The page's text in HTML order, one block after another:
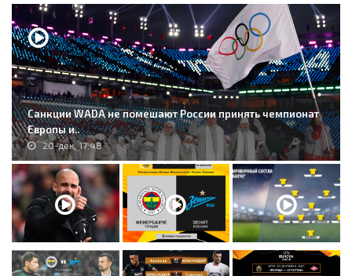
Санкции WADA не помешают России принять чемпионат
Европы и..
20-дек, 17:48